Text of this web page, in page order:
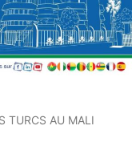
TURCS AU MALI